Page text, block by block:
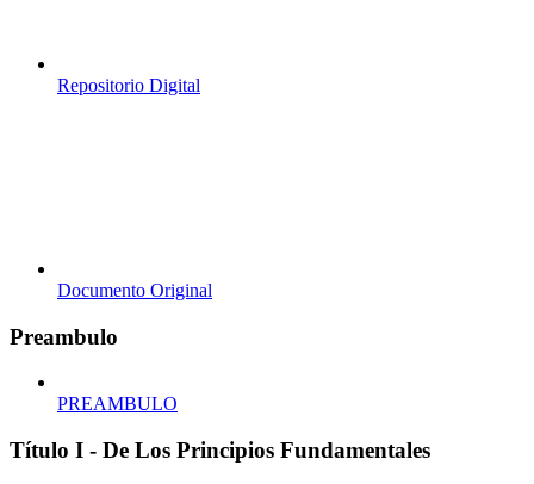
Repositorio Digital
Documento Original
Preambulo
PREAMBULO
Título I - De Los Principios Fundamentales